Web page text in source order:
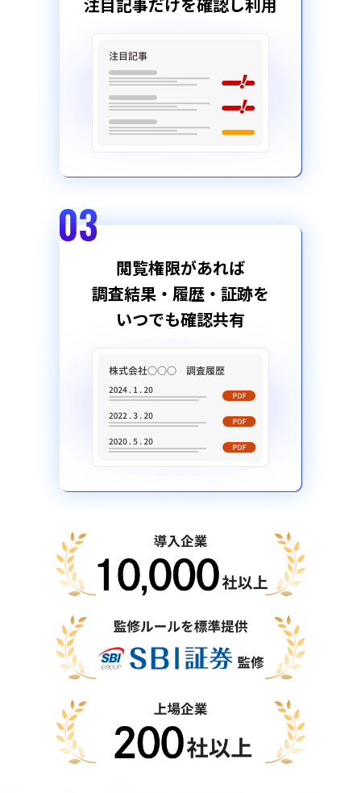
閲覧権限があれば
調査結果・履歴・証跡を
いつでも確認共有